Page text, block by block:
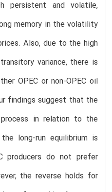
persistent and volatile,
memory in the volatility
Also, due to the high
variance, there is
OPEC or non-OPEC oil
findings suggest that the
in relation to the
long-run equilibrium is
producers do not prefer
the reverse holds for